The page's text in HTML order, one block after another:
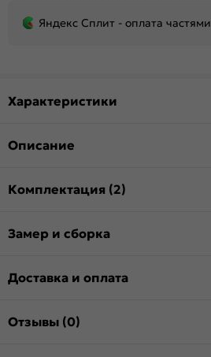
Яндекс Сплит - оплата частями
Характеристики
Описание
Комплектация (2)
Замер и сборка
Доставка и оплата
Отзывы (0)